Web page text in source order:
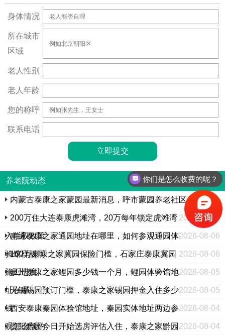
身体情况
所在城市
区域
老人性别
老人年龄
您的称呼
联系电话
养老院动态
内蒙古泰康之家蒙园最新消息，呼市蒙园养老社区价格表
2026-08-07
200万住大连泰康虎滩湾，20万每年锁定虎滩湾
入住权政策 2026-08-06
南通泰康之家通园地址在哪里，如何参观通园体
验馆样板间 2026-08-06
160万泰康之家冀园保险门槛，石家庄泰康冀园
施工进度 2026-08-05
泉州泰康之家鲤园多少钱一个月，鲤园体验馆地
址在哪 2026-08-05
无锡锡园预订门槛，泰康之家锡园押金入住多少
钱 2026-08-04
西安泰康秦园体验馆地址，秦园实体地址两边参
观怎么预约 2026-08-04
贵阳黔园今日开始选房评估入住，泰康之家黔园
你们是怎么收费的呢？